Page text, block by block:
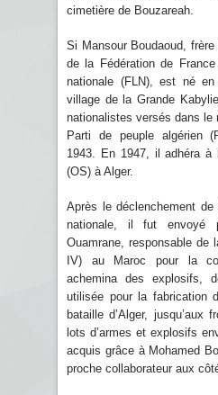
cimetière de Bouzareah.
Si Mansour Boudaoud,
de la Fédération de
nationale (FLN), est né
village de la Grande
nationalistes versés dans le
Parti de peuple algérien
1943. En 1947, il adhéra à
(OS) à Alger.
Après le déclenchement
nationale, il fut envoyé
Ouamrane, responsable de
IV) au Maroc pour la
achemina des explosifs,
utilisée pour la fabrication
bataille d’Alger, jusqu’aux
lots d’armes et explosifs
acquis grâce à Mohamed
proche collaborateur aux